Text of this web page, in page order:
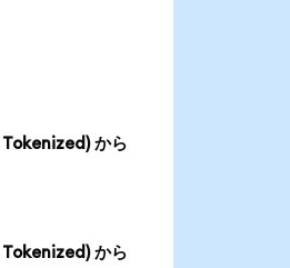
から
から